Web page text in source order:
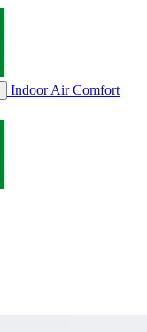
Indoor Air Comfort